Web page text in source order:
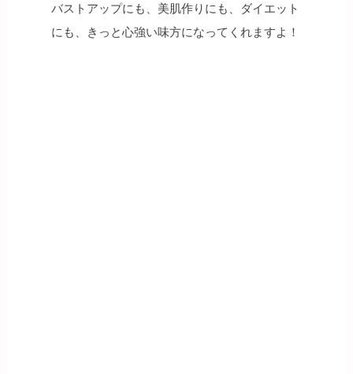
バストアップにも、美肌作りにも、ダイエット
にも、きっと心強い味方になってくれますよ！